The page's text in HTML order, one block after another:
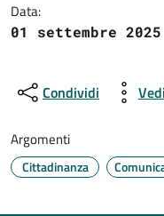
Data:
01 settembre 2025
Condividi
Argomenti
Cittadinanza